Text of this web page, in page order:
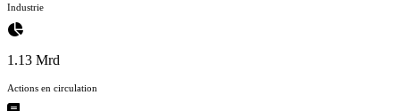
Industrie
1.13 Mrd
Actions en circulation